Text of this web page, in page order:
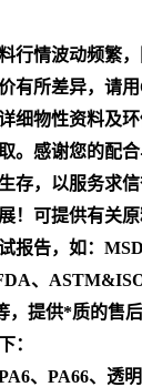
行情波动频繁
有所差异，请
细物性资料及
。感谢您的配合
存，以服务求
！可提供有关
报告，如：
、
提供*质的售后
：
、PA66、透